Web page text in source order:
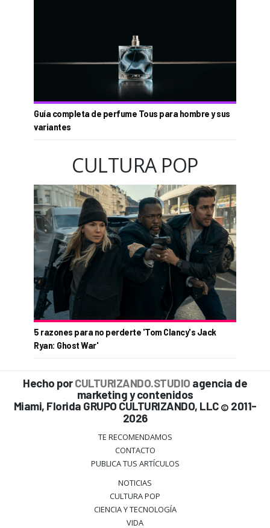
Guía completa de perfume Tous para hombre y sus
variantes
CULTURA POP
5 razones para no perderte 'Tom Clancy's Jack
Ryan: Ghost War'
Hecho porCULTURIZANDO.STUDIO agencia de
marketing y contenidos
Miami, Florida GRUPO CULTURIZANDO, LLC © 2011-
2026
TE RECOMENDAMOS
CONTACTO
PUBLICA TUS ARTÍCULOS
NOTICIAS
CULTURA POP
CIENCIA Y TECNOLOGÍA
VIDA